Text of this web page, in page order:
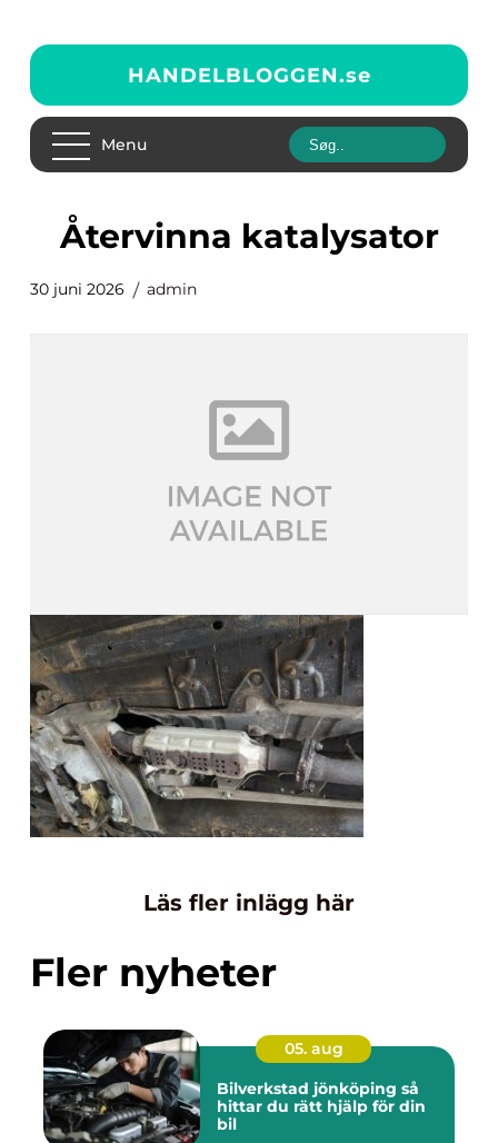
HANDELBLOGGEN.se
Menu
återvinna katalysator
30 juni 2026 admin
Läs fler inlägg här
Fler nyheter
05. aug
Bilverkstad jönköping så
hittar du rätt hjälp för din
bil